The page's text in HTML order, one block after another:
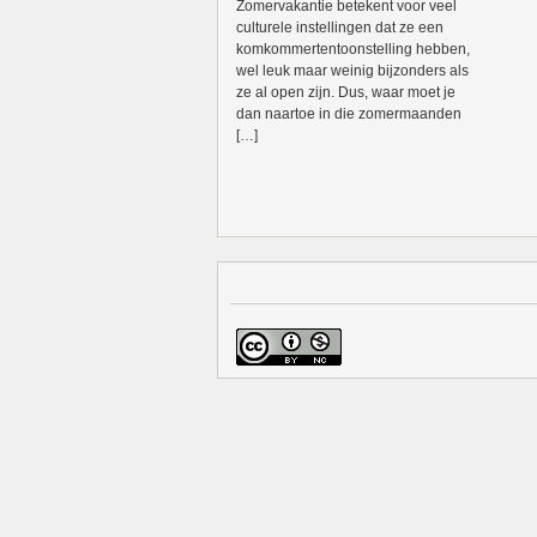
Zomervakantie betekent voor veel
culturele instellingen dat ze een
komkommertentoonstelling hebben,
wel leuk maar weinig bijzonders als
ze al open zijn. Dus, waar moet je
dan naartoe in die zomermaanden
[…]